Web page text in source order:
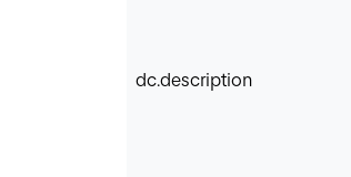
dc.description